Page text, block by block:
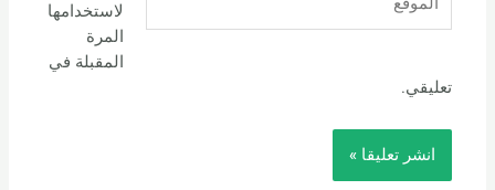
لاستخدامها
المرة
المقبلة في
تعليقي.